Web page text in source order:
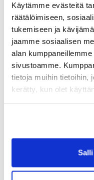
Käytämme evästeitä
räätälöimiseen,
tukemiseen ja
jaamme sosiaalisen
alan
sivustoamme.
tietoja muihin tietoihin,
kerätty, kun olet